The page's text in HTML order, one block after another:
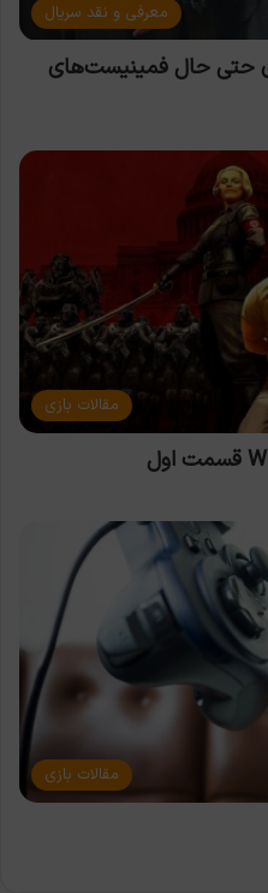
معرفی و نقد سریال
حتی حال فمینیست‌های
مقالات بازی
مقالات بازی